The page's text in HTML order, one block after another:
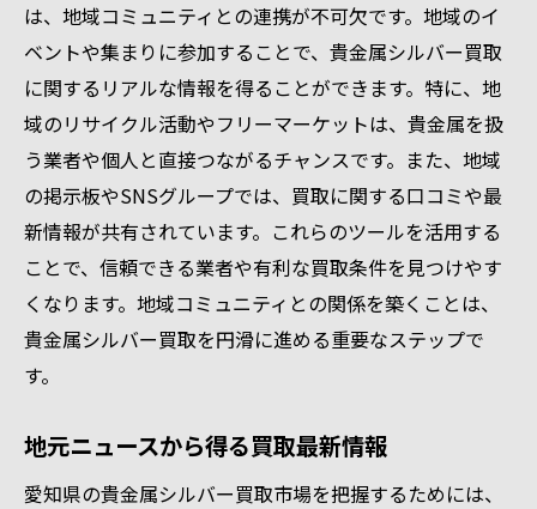
は、地域コミュニティとの連携が不可欠です。地域のイ
ベントや集まりに参加することで、貴金属シルバー買取
に関するリアルな情報を得ることができます。特に、地
域のリサイクル活動やフリーマーケットは、貴金属を扱
う業者や個人と直接つながるチャンスです。また、地域
の掲示板やSNSグループでは、買取に関する口コミや最
新情報が共有されています。これらのツールを活用する
ことで、信頼できる業者や有利な買取条件を見つけやす
くなります。地域コミュニティとの関係を築くことは、
貴金属シルバー買取を円滑に進める重要なステップで
す。
地元ニュースから得る買取最新情報
愛知県の貴金属シルバー買取市場を把握するためには、